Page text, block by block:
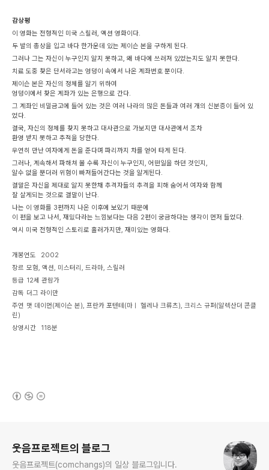
감상평
이 영화는 전형적인 미국 스릴러, 액션 영화이다.
두 발의 총상을 입고 바다 한가운데 있는 제이슨 본을 구하게 된다.
그러나 그는 자신이 누구인지 알지 못하고, 왜 바다에 쓰러져 있었는지도 알지 못한다.
치료 도중 찾은 단서라고는 엉덩이 속에서 나온 계좌번호 뿐이다.
제이슨 본은 자신의 정체를 알기 위하여
엉덩이에서 찾은 계좌가 있는 은행으로 간다.
그 계좌인 비밀금고에 들어 있는 것은 여러 나라의 많은 돈들과 여러 개의 신분증이 들어 있
었다.
결국, 자신의 정체를 찾지 못하고 대사관으로 가보지만 대사관에서 조차
환영 받지 못하고 추적을 당한다.
우연히 만난 여자에게 돈을 준다며 파리까지 차를 얻어 타게 된다.
그러나, 계속해서 파해쳐 볼 수록 자신이 누구인지, 어떤일을 하던 것인지,
알수 없을 뿐더러 위험이 빠져들어간다는 것을 알게된다.
결말은 자신을 제대로 알지 못한채 추격자들의 추격을 피해 숨어서 여자와 함께
잘 살게되는 것으로 결말이 난다.
나는 이 영화를 3편까지 나온 이후에 보았기 때문에
이 편을 보고 나서, 재밌다라는 느낌보다는 다음 2편이 궁금하다는 생각이 먼저 들었다.
역시 미국 전형적인 스토리로 흘러가지만, 재미있는 영화다.
개봉연도
2002
장르 모험, 액션, 미스터리, 드라마, 스릴러
등급 12세 관람가
감독 더그 라이만
주연 맷 데이먼(제이슨 본), 프란카 포텐테(마ㅣ 헬레나 크류츠), 크리스 규퍼(알렉산더 콘클
린)
상영시간
118분
웃음프로젝트의 블로그
웃음프로젝트(comchangs)의 일상 블로그입니다.